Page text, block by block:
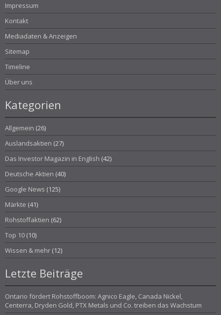
Impressum
Kontakt
Mediadaten & Anzeigen
Sitemap
Timeline
Über uns
Kategorien
Allgemein (26)
Auslandsaktien (27)
Das Investor Magazin in English (42)
Deutsche Aktien (40)
Google News (125)
Märkte (41)
Rohstoffaktien (62)
Top 10 (10)
Wissen & mehr (12)
Letzte Beiträge
Ontario fördert Rohstoffboom: Agnico Eagle, Canada Nickel,
Centerra, Dryden Gold, PTX Metals und Co. treiben das Wachstum